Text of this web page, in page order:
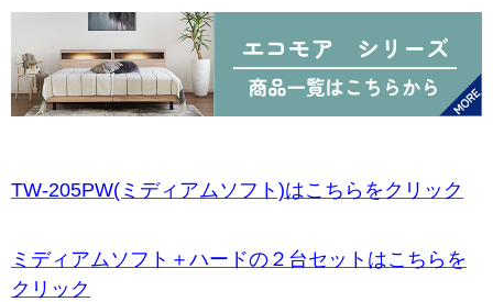
TW-205PW(ミディアムソフト)はこちらをクリック
ミディアムソフト＋ハードの２台セットはこちらを
クリック